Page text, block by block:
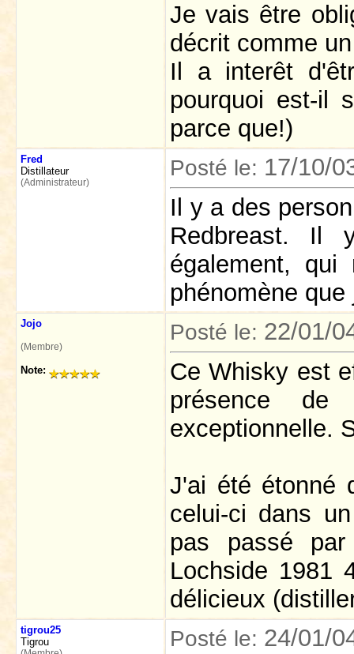
Je vais être
décrit comme
Il a interêt
pourquoi est-il
parce que!)
Fred
Distillateur
(Administrateur)
Posté le: 17/10/
Il y a des
Redbreast. Il
également,
phénomène
Jojo
(Membre)
Note:
Posté le: 22/01/
Ce Whisky est
présence
exceptionnelle.
J'ai été étonné
celui-ci dans
pas passé
Lochside 1981
délicieux
tigrou25
Tigrou
Posté le: 24/01/